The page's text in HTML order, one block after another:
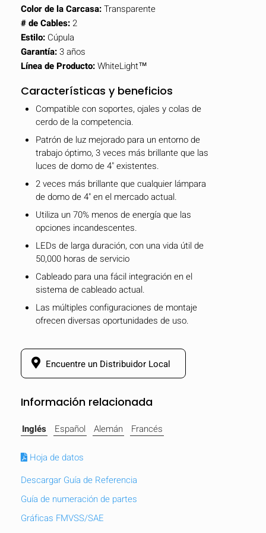
Comparar
[MISSING:
Color de la Carcasa:Transparente
# de Cables:2
Estilo: Cúpula
Garantía:3 años
Línea de Producto:WhiteLight™
Características y beneficios
Compatible con soportes, ojales y colas de
cerdo de la competencia.
Patrón de luz mejorado para un entorno de
trabajo óptimo, 3 veces más brillante que las
luces de domo de 4" existentes.
2 veces más brillante que cualquier lámpara
de domo de 4" en el mercado actual.
Utiliza un 70% menos de energía que las
opciones incandescentes.
LEDs de larga duración, con una vida útil de
50,000 horas de servicio
Cableado para una fácil integración en el
sistema de cableado actual.
Las múltiples configuraciones de montaje
ofrecen diversas oportunidades de uso.
Encuentre un Distribuidor Local
Información relacionada
Inglés Español Alemán Francés
Hoja de datos
Descargar Guía de Referencia
Guía de numeración de partes
Gráficas FMVSS/SAE